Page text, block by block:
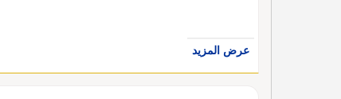
عرض المزيد